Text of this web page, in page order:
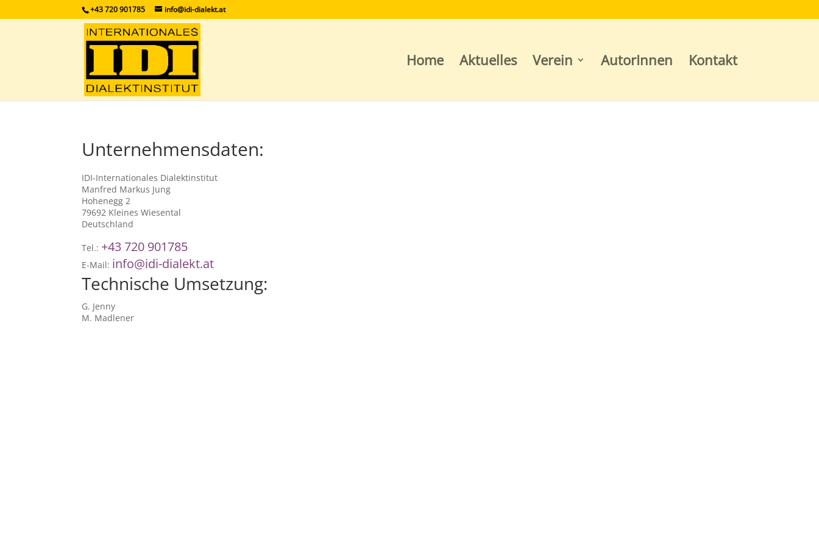
+43 720 901785 info@idi-dialekt.at
Home Aktuelles Verein AutorInnen Kontakt
Unternehmensdaten:
IDI-Internationales Dialektinstitut
Manfred Markus Jung
Hohenegg 2
79692 Kleines Wiesental
Deutschland
Tel.: +43 720 901785
E-Mail: info@idi-dialekt.at
Technische Umsetzung:
G. Jenny
M. Madlener